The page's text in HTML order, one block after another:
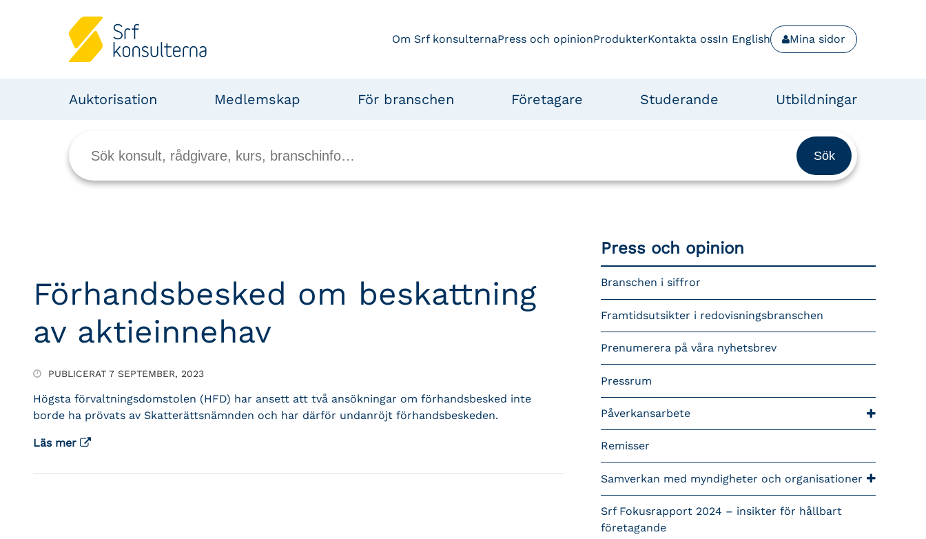
Om Srf konsulternaPress och opinionProdukterKontakta ossIn English Mina sidor
Auktorisation Medlemskap För branschen Företagare Studerande Utbildningar
Förhandsbesked om beskattning
av aktieinnehav
PUBLICERAT 7 SEPTEMBER, 2023
Högsta förvaltningsdomstolen (HFD) har ansett att två ansökningar om förhandsbesked inte
borde ha prövats av Skatterättsnämnden och har därför undanröjt förhandsbeskeden.
Läs mer
Press och opinion
Branschen i siffror
Framtidsutsikter i redovisningsbranschen
Prenumerera på våra nyhetsbrev
Pressrum
Påverkansarbete
Remisser
Samverkan med myndigheter och organisationer
Srf Fokusrapport 2024 – insikter för hållbart
företagande